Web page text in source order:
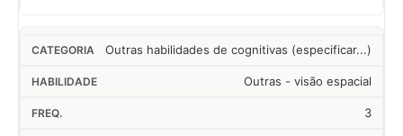
Outras habilidades de cognitivas (especificar...)
Outras - visão espacial
3